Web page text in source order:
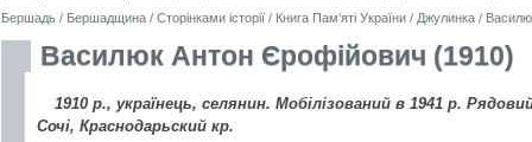
Бершадь / Бершадщина / Сторінками історії / Книга Пам’яті України / Джулинка /
Василюк Антон Єрофійович (1910)
1910 р., українець, селянин. Мобілізований в 1941 р.
Сочі, Краснодарьский кр.